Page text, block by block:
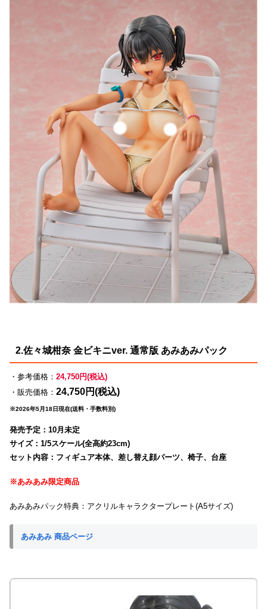
2.佐々城柑奈 金ビキニver. 通常版 あみあみパック
・参考価格： 24,750円(税込)
・販売価格： 24,750円(税込)
※2026年5月18日現在(送料・手数料別)
発売予定：10月未定
サイズ：1/5スケール(全高約23cm)
セット内容：フィギュア本体、差し替え顔パーツ、椅子、台座
※あみあみ限定商品
あみあみパック特典：アクリルキャラクタープレート(A5サイズ)
あみあみ 商品ページ